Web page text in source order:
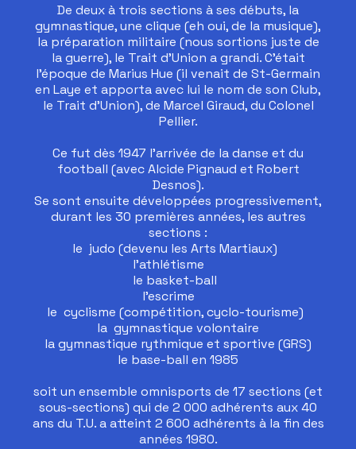
De deux à trois sections à ses débuts, la
gymnastique, une clique (eh oui, de la musique),
la préparation militaire (nous sortions juste de
la guerre), le Trait d’Union a grandi. C’était
l’époque de Marius Hue (il venait de St-Germain
en Laye et apporta avec lui le nom de son Club,
le Trait d’Union), de Marcel Giraud, du Colonel
Pellier.
Ce fut dès 1947 l’arrivée de la danse et du
football (avec Alcide Pignaud et Robert
Desnos).
Se sont ensuite développées progressivement,
durant les 30 premières années, les autres
sections :
le judo (devenu les Arts Martiaux)
l’athlétisme
le basket-ball
l’escrime
le cyclisme (compétition, cyclo-tourisme)
la gymnastique volontaire
la gymnastique rythmique et sportive (GRS)
le base-ball en 1985
soit un ensemble omnisports de 17 sections (et
sous-sections) qui de 2 000 adhérents aux 40
ans du T.U. a atteint 2 600 adhérents à la fin des
années 1980.